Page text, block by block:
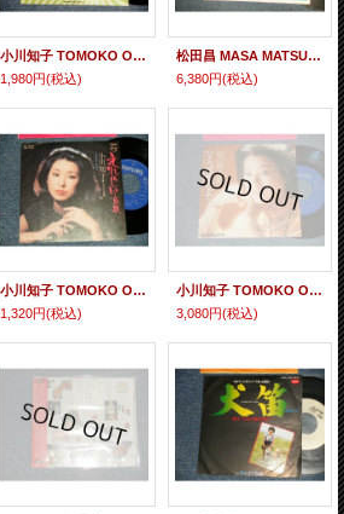
小川知子 TOMOKO OGAWA - A) 夕べの秘密 B) 初恋の人 (MINT-/MINT) / 19 JAPAN ORIGINAL "PROMO ONLY" Used 7" Single
1,980円(税込)
松田昌 MASA MATSUDA 大野雄二 YUJI OHNO - SILENT DIALOGUE (Ex++/MINT- STOFC) / 1979 JAPAN ORIGINAL Used LP
6,380円(税込)
小川知子 TOMOKO OGAWA - A)えれじい － 哀歌 B)二十五才の遺書 (Ex++/MINT-) / 1975 JAPAN ORIGINAL Used 7" Single
1,320円(税込)
小川知子 TOMOKO OGAWA - A)雨の降る街 B)ひとつ屋根の下で (MINT-/MINT) / 1977 JAPAN ORIGINAL Used 7" Single
3,080円(税込)